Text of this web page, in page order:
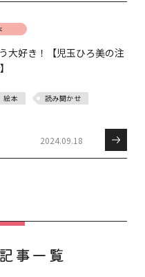
大好き！【児玉ひろ美の注
絵本 読み聞かせ
2024.09.18
事一覧